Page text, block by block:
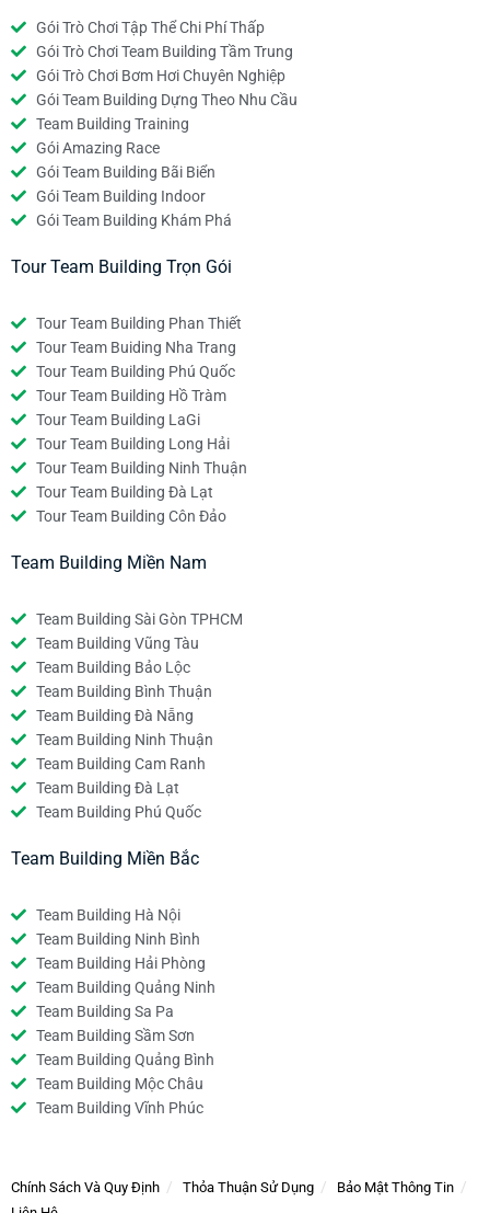
Gói Trò Chơi Tập Thể Chi Phí Thấp
Gói Trò Chơi Team Building Tầm Trung
Gói Trò Chơi Bơm Hơi Chuyên Nghiệp
Gói Team Building Dựng Theo Nhu Cầu
Team Building Training
Gói Amazing Race
Gói Team Building Bãi Biển
Gói Team Building Indoor
Gói Team Building Khám Phá
Tour Team Building Trọn Gói
Tour Team Building Phan Thiết
Tour Team Buiding Nha Trang
Tour Team Building Phú Quốc
Tour Team Building Hồ Tràm
Tour Team Building LaGi
Tour Team Building Long Hải
Tour Team Building Ninh Thuận
Tour Team Building Đà Lạt
Tour Team Building Côn Đảo
Team Building Miền Nam
Team Building Sài Gòn TPHCM
Team Building Vũng Tàu
Team Building Bảo Lộc
Team Building Bình Thuận
Team Building Đà Nẵng
Team Building Ninh Thuận
Team Building Cam Ranh
Team Building Đà Lạt
Team Building Phú Quốc
Team Building Miền Bắc
Team Building Hà Nội
Team Building Ninh Bình
Team Building Hải Phòng
Team Building Quảng Ninh
Team Building Sa Pa
Team Building Sầm Sơn
Team Building Quảng Bình
Team Building Mộc Châu
Team Building Vĩnh Phúc
Chính Sách Và Quy Định Thỏa Thuận Sử Dụng
Bảo Mật Thông Tin